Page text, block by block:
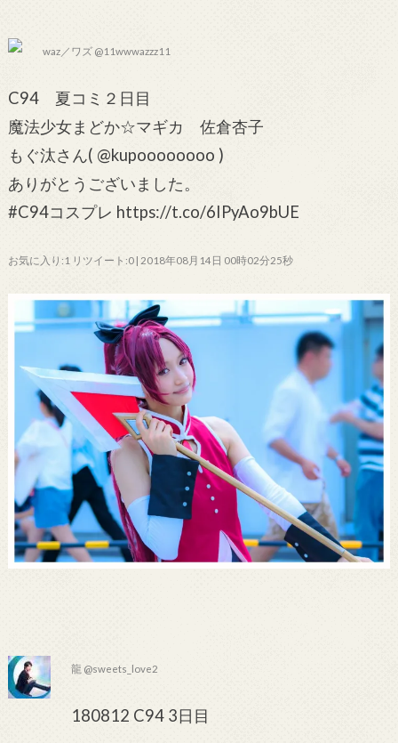
waz／ワズ @11wwwazzz11
C94 夏コミ２日目
魔法少女まどか☆マギカ 佐倉杏子
もぐ汰さん( @kupoooooooo )
ありがとうございました。
#C94コスプレ https://t.co/6IPyAo9bUE
お気に入り:1 リツイート:0 | 2018年08月14日 00時02分25秒
龍 @sweets_love2
180812 C94 3日目